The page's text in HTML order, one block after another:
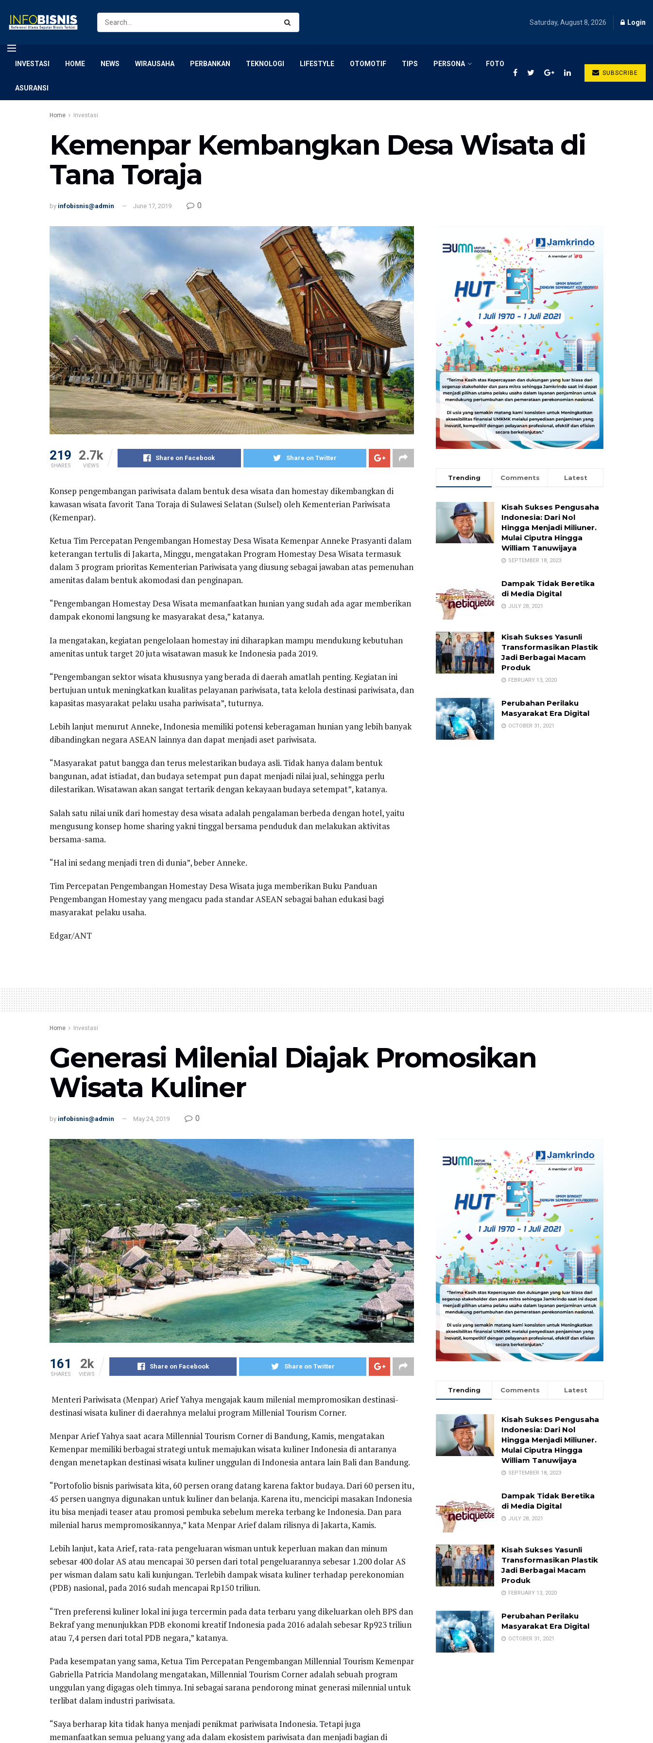
Saturday, August 8, 2026 Login
INVESTASI HOME NEWS WIRAUSAHA PERBANKAN TEKNOLOGI LIFESTYLE OTOMOTIF TIPS PERSONA FOTO
ASURANSI
SUBSCRIBE
Home Investasi
Kemenpar Kembangkan Desa Wisata di
Tana Toraja
by infobisnis@admin June 17, 2019 0
219
SHARES
2.7k
VIEWS
Share on Facebook Share on Twitter
Konsep pengembangan pariwisata dalam bentuk desa wisata dan homestay dikembangkan di
kawasan wisata favorit Tana Toraja di Sulawesi Selatan (Sulsel) oleh Kementerian Pariwisata
(Kemenpar).
Ketua Tim Percepatan Pengembangan Homestay Desa Wisata Kemenpar Anneke Prasyanti dalam
keterangan tertulis di Jakarta, Minggu, mengatakan Program Homestay Desa Wisata termasuk
dalam 3 program prioritas Kementerian Pariwisata yang diusung sebagai jawaban atas pemenuhan
amenitas dalam bentuk akomodasi dan penginapan.
“Pengembangan Homestay Desa Wisata memanfaatkan hunian yang sudah ada agar memberikan
dampak ekonomi langsung ke masyarakat desa,” katanya.
Ia mengatakan, kegiatan pengelolaan homestay ini diharapkan mampu mendukung kebutuhan
amenitas untuk target 20 juta wisatawan masuk ke Indonesia pada 2019.
“Pengembangan sektor wisata khususnya yang berada di daerah amatlah penting. Kegiatan ini
bertujuan untuk meningkatkan kualitas pelayanan pariwisata, tata kelola destinasi pariwisata, dan
kapasitas masyarakat pelaku usaha pariwisata”, tuturnya.
Lebih lanjut menurut Anneke, Indonesia memiliki potensi keberagaman hunian yang lebih banyak
dibandingkan negara ASEAN lainnya dan dapat menjadi aset pariwisata.
“Masyarakat patut bangga dan terus melestarikan budaya asli. Tidak hanya dalam bentuk
bangunan, adat istiadat, dan budaya setempat pun dapat menjadi nilai jual, sehingga perlu
dilestarikan. Wisatawan akan sangat tertarik dengan kekayaan budaya setempat”, katanya.
Salah satu nilai unik dari homestay desa wisata adalah pengalaman berbeda dengan hotel, yaitu
mengusung konsep home sharing yakni tinggal bersama penduduk dan melakukan aktivitas
bersama-sama.
“Hal ini sedang menjadi tren di dunia”, beber Anneke.
Tim Percepatan Pengembangan Homestay Desa Wisata juga memberikan Buku Panduan
Pengembangan Homestay yang mengacu pada standar ASEAN sebagai bahan edukasi bagi
masyarakat pelaku usaha.
Edgar/ANT
Trending Comments Latest
Kisah Sukses Pengusaha
Indonesia: Dari Nol
Hingga Menjadi Miliuner.
Mulai Ciputra Hingga
William Tanuwijaya
SEPTEMBER 18, 2023
Dampak Tidak Beretika
di Media Digital
JULY 28, 2021
Kisah Sukses Yasunli
Transformasikan Plastik
Jadi Berbagai Macam
Produk
FEBRUARY 13, 2020
Perubahan Perilaku
Masyarakat Era Digital
OCTOBER 31, 2021
Home Investasi
Generasi Milenial Diajak Promosikan
Wisata Kuliner
by infobisnis@admin May 24, 2019 0
161
SHARES
2k
VIEWS
Share on Facebook Share on Twitter
Menteri Pariwisata (Menpar) Arief Yahya mengajak kaum milenial mempromosikan destinasi-
destinasi wisata kuliner di daerahnya melalui program Millenial Tourism Corner.
Menpar Arief Yahya saat acara Millennial Tourism Corner di Bandung, Kamis, mengatakan
Kemenpar memiliki berbagai strategi untuk memajukan wisata kuliner Indonesia di antaranya
dengan menetapkan destinasi wisata kuliner unggulan di Indonesia antara lain Bali dan Bandung.
“Portofolio bisnis pariwisata kita, 60 persen orang datang karena faktor budaya. Dari 60 persen itu,
45 persen uangnya digunakan untuk kuliner dan belanja. Karena itu, mencicipi masakan Indonesia
itu bisa menjadi teaser atau promosi pembuka sebelum mereka terbang ke Indonesia. Dan para
milenial harus mempromosikannya,” kata Menpar Arief dalam rilisnya di Jakarta, Kamis.
Lebih lanjut, kata Arief, rata-rata pengeluaran wisman untuk keperluan makan dan minum
sebesar 400 dolar AS atau mencapai 30 persen dari total pengeluarannya sebesar 1.200 dolar AS
per wisman dalam satu kali kunjungan. Terlebih dampak wisata kuliner terhadap perekonomian
(PDB) nasional, pada 2016 sudah mencapai Rp150 triliun.
“Tren preferensi kuliner lokal ini juga tercermin pada data terbaru yang dikeluarkan oleh BPS dan
Bekraf yang menunjukkan PDB ekonomi kreatif Indonesia pada 2016 adalah sebesar Rp923 triliun
atau 7,4 persen dari total PDB negara,” katanya.
Pada kesempatan yang sama, Ketua Tim Percepatan Pengembangan Millennial Tourism Kemenpar
Gabriella Patricia Mandolang mengatakan, Millennial Tourism Corner adalah sebuah program
unggulan yang digagas oleh timnya. Ini sebagai sarana pendorong minat generasi milennial untuk
terlibat dalam industri pariwisata.
“Saya berharap kita tidak hanya menjadi penikmat pariwisata Indonesia. Tetapi juga
memanfaatkan semua peluang yang ada dalam ekosistem pariwisata dan menjadi bagian di
Trending Comments Latest
Kisah Sukses Pengusaha
Indonesia: Dari Nol
Hingga Menjadi Miliuner.
Mulai Ciputra Hingga
William Tanuwijaya
SEPTEMBER 18, 2023
Dampak Tidak Beretika
di Media Digital
JULY 28, 2021
Kisah Sukses Yasunli
Transformasikan Plastik
Jadi Berbagai Macam
Produk
FEBRUARY 13, 2020
Perubahan Perilaku
Masyarakat Era Digital
OCTOBER 31, 2021